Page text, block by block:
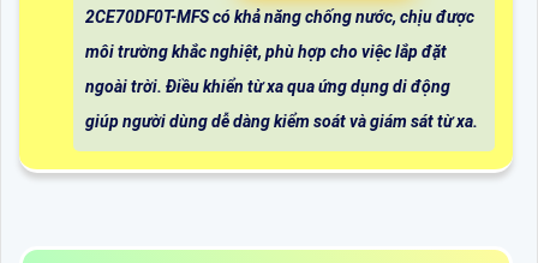
2CE70DF0T-MFS có khả năng chống nước, chịu được
môi trường khắc nghiệt, phù hợp cho việc lắp đặt
ngoài trời. Điều khiển từ xa qua ứng dụng di động
giúp người dùng dễ dàng kiểm soát và giám sát từ xa.